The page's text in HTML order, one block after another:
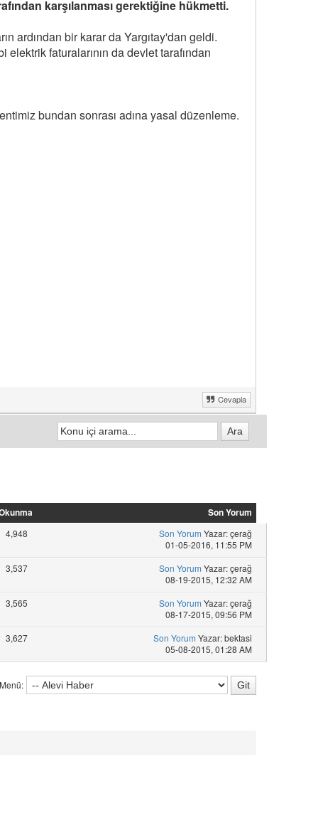
karşılanması gerektiğine hükmetti.
ardından bir karar da Yargıtay'dan geldi.
elektrik faturalarının da devlet tarafından
bundan sonrası adına yasal düzenleme.
Cevapla
Son Yorum
4,948 Son Yorum Yazar: çerağ
01-05-2016, 11:55 PM
3,537 Son Yorum Yazar: çerağ
08-19-2015, 12:32 AM
3,565 Son Yorum Yazar: çerağ
08-17-2015, 09:56 PM
3,627 Son Yorum Yazar: bektasi
05-08-2015, 01:28 AM
Menü: